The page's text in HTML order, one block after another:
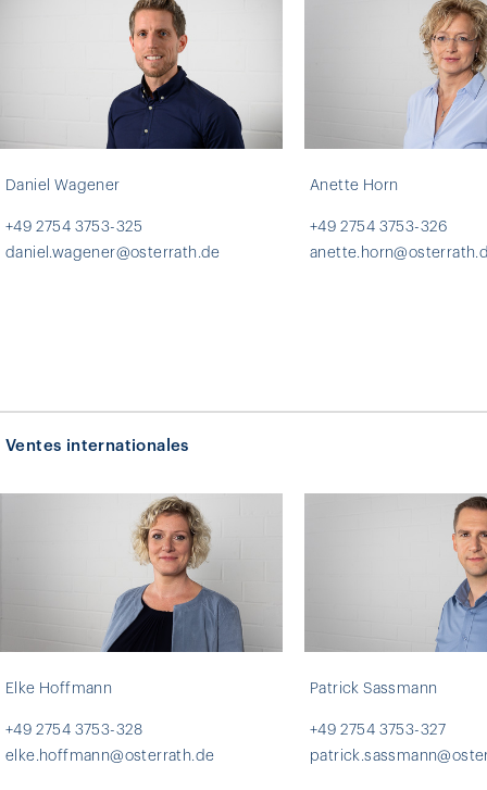
Daniel Wagener
+49 2754 3753-325
daniel.wagener@osterrath.de
Anette Horn
+49 2754 3753-326
Ventes internationales
Elke Hoffmann
+49 2754 3753-328
elke.hoffmann@osterrath.de
Patrick Sassmann
+49 2754 3753-327